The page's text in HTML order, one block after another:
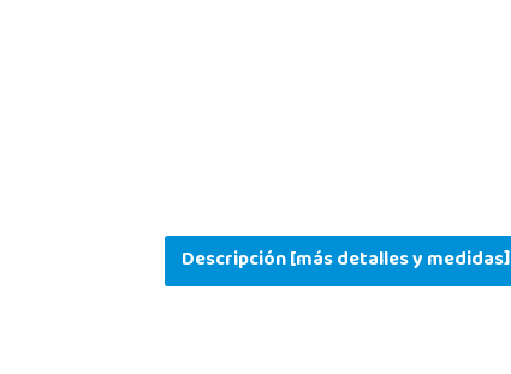
Descripción [más detalles y medidas]